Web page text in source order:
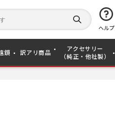
か
ら
検
索
す
る
ヘルプ
鏡 訳アリ商品
アクセサリー
（純正・他社製）